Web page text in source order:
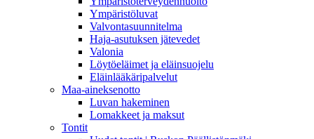
Ympäristöluvat
Valvontasuunnitelma
Haja-asutuksen jätevedet
Valonia
Löytöeläimet ja eläinsuojelu
Eläinlääkäripalvelut
Maa-aineksenotto
Luvan hakeminen
Lomakkeet ja maksut
Tontit